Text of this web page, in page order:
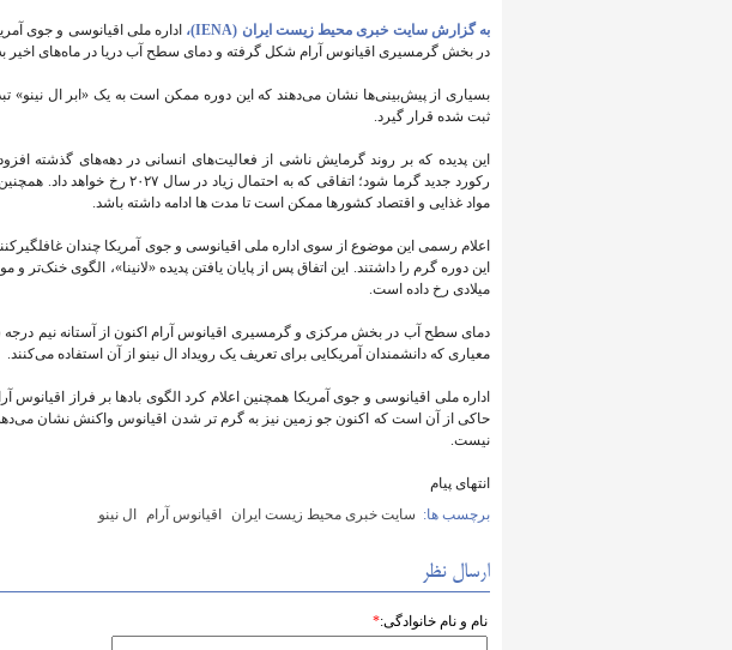
به گزارش سایت خبری محیط زیست ایران (IENA)،
در بخش گرمسیری اقیانوس آرام شکل گرفته و دمای سطح آب دریا در ماه‌های اخیر
بسیاری از پیش‌بینی‌ها نشان می‌دهند که این دوره ممکن است به یک «ابر ال نینو»
ثبت شده قرار گیرد.
این پدیده که بر روند گرمایش ناشی از فعالیت‌های انسانی در دهه‌های گذشته
رکورد جدید گرما شود؛ اتفاقی که به
مواد غذایی و اقتصاد کشورها ممکن است تا مدت ها ادامه داشته باشد.
اعلام رسمی این موضوع از سوی اداره ملی اقیانوسی و جوی آمریکا چندان
این دوره گرم را داشتند. این اتفاق پس از پایان یافتن پدیده «لانینا»، الگوی خنک‌تر
میلادی رخ داده است.
دمای سطح آب در بخش مرکزی و گرمسیری اقیانوس آرام اکنون از آستانه نیم درجه
معیاری که دانشمندان آمریکایی برای تعریف یک رویداد ال نینو از آن استفاده می‌کنند.
اداره ملی اقیانوسی و جوی آمریکا همچنین اعلام کرد الگوی بادها بر فراز اقیانوس
حاکی از آن است که اکنون جو زمین نیز به گرم تر شدن اقیانوس واکنش نشان
نیست.
انتهای پیام
برچسب ها: سایت خبری محیط زیست ایران اقیانوس آرام
ال نینو
ارسال نظر
نام و نام خانوادگی:*